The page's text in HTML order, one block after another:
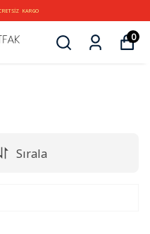
KARGO
0
Sırala